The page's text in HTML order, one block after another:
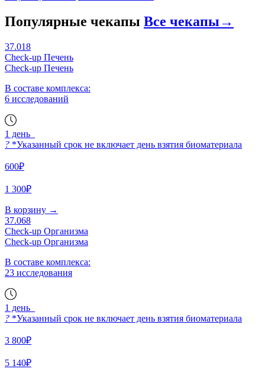
Популярные чекапы Все чекапы→
37.018
Check-up Печень
Check-up Печень
В составе комплекса:
6 исследований
1 день
? *Указанный срок не включает день взятия биоматериала
600₽
1 300₽
В корзину →
37.068
Check-up Организма
Check-up Организма
В составе комплекса:
23 исследования
1 день
? *Указанный срок не включает день взятия биоматериала
3 800₽
5 140₽